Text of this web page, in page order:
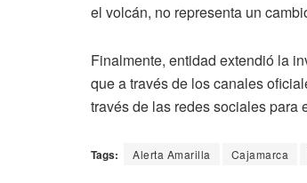
el volcán, no representa un
Finalmente, entidad extendió la
que a través de los canales
través de las redes sociales para
Tags: Alerta Amarilla Cajamarca